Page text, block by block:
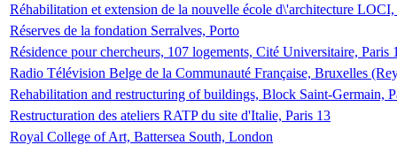
Réhabilitation et extension de la nouvelle école d\'architecture
Réserves de la fondation Serralves, Porto
Résidence pour chercheurs, 107 logements, Cité Universitaire, Paris
Radio Télévision Belge de la Communauté Française, Bruxelles
Rehabilitation and restructuring of buildings, Block Saint-Germain,
Restructuration des ateliers RATP du site d'Italie, Paris 13
Royal College of Art, Battersea South, London